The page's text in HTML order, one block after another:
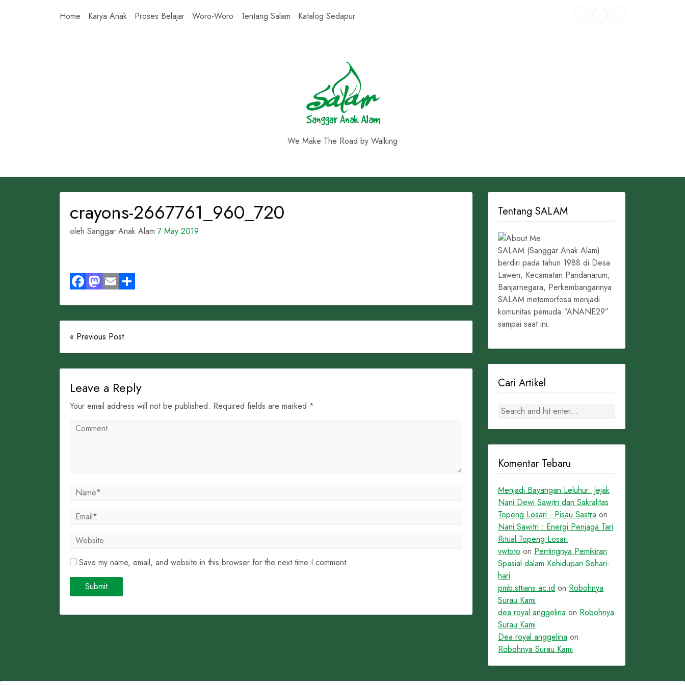
Home Karya Anak Proses Belajar Woro-Woro Tentang Salam Katalog Sedapur
We Make The Road by Walking
crayons-2667761_960_720
oleh Sanggar Anak Alam 7 May 2019
« Previous Post
Leave a Reply
Your email address will not be published. Required fields are marked *
Save my name, email, and website in this browser for the next time I comment.
Tentang SALAM
SALAM (Sanggar Anak Alam)
berdiri pada tahun 1988 di Desa
Lawen, Kecamatan Pandanarum,
Banjarnegara, Perkembangannya
SALAM metemorfosa menjadi
komunitas pemuda “ANANE29”
sampai saat ini.
Cari Artikel
Komentar Tebaru
Menjadi Bayangan Leluhur: Jejak
Nani Dewi Sawitri dan Sakralitas
Topeng Losari - Pisau Sastra on
Nani Sawitri : Energi Penjaga Tari
Ritual Topeng Losari
vwtoto on Pentingnya Pemikiran
Spasial dalam Kehidupan Sehari-
hari
pmb.sttians.ac.id on Robohnya
Surau Kami
dea royal anggelina on Robohnya
Surau Kami
Dea royal anggelina on
Robohnya Surau Kami